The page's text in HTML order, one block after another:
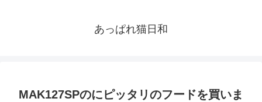
あっぱれ猫日和
MAK127SPのにピッタリのフードを買いま